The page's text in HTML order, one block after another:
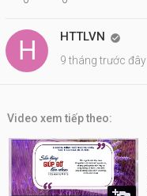
HTTLVN 
9 tháng trước đây
Video xem tiếp theo: